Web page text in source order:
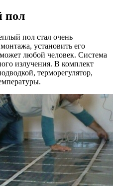
пол
пол стал очень
установить его
любой человек. Система
излучения. В комплект
терморегулятор,